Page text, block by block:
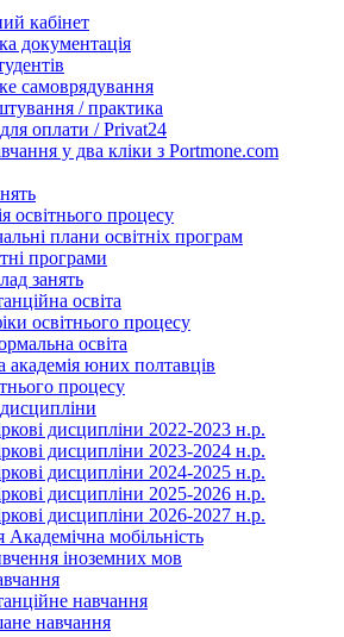
кабінет
документація
самоврядування
/ практика
оплати / Privat24
у два кліки з Portmone.com
освітнього процесу
плани освітніх програм
програми
занять
освіта
освітнього процесу
освіта
академія юних полтавців
процесу
дисципліни 2022-2023 н.р.
дисципліни 2023-2024 н.р.
дисципліни 2024-2025 н.р.
дисципліни 2025-2026 н.р.
дисципліни 2026-2027 н.р.
мобільність
іноземних мов
навчання
навчання